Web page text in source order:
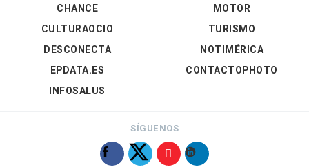
CHANCE
CULTURAOCIO
DESCONECTA
EPDATA.ES
INFOSALUS
MOTOR
TURISMO
NOTIMÉRICA
CONTACTOPHOTO
SÍGUENOS